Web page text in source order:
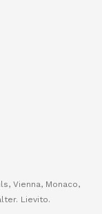
Vienna, Monaco,
Lievito.